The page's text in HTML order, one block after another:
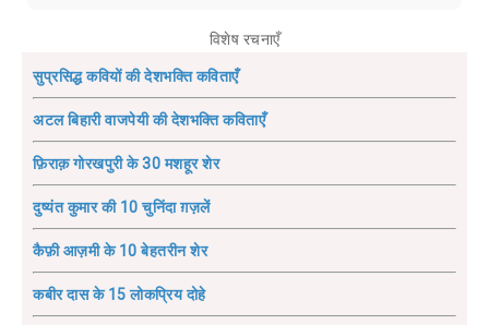
विशेष रचनाएँ
सुप्रसिद्ध कवियों की देशभक्ति कविताएँ
अटल बिहारी वाजपेयी की देशभक्ति कविताएँ
फ़िराक़ गोरखपुरी के 30 मशहूर शेर
दुष्यंत कुमार की 10 चुनिंदा ग़ज़लें
कैफ़ी आज़मी के 10 बेहतरीन शेर
कबीर दास के 15 लोकप्रिय दोहे